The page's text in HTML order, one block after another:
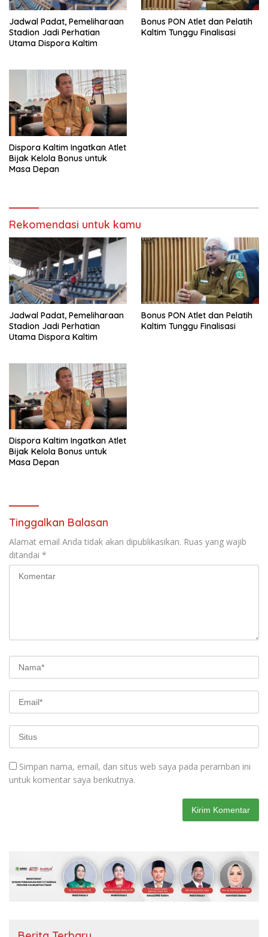
Jadwal Padat, Pemeliharaan
Stadion Jadi Perhatian
Utama Dispora Kaltim
Bonus PON Atlet dan Pelatih
Kaltim Tunggu Finalisasi
Dispora Kaltim Ingatkan Atlet
Bijak Kelola Bonus untuk
Masa Depan
Rekomendasi untuk kamu
Jadwal Padat, Pemeliharaan
Stadion Jadi Perhatian
Utama Dispora Kaltim
Bonus PON Atlet dan Pelatih
Kaltim Tunggu Finalisasi
Dispora Kaltim Ingatkan Atlet
Bijak Kelola Bonus untuk
Masa Depan
Tinggalkan Balasan
Alamat email Anda tidak akan dipublikasikan. Ruas yang wajib
ditandai *
Simpan nama, email, dan situs web saya pada peramban ini
untuk komentar saya berikutnya.